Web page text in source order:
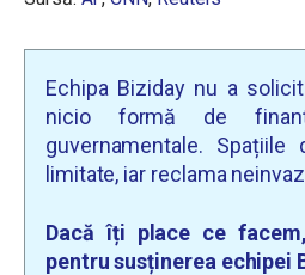
Echipa Biziday nu a
nicio formă de
guvernamentale.
limitate, iar reclama
Dacă îți place ce
pentru susținerea echipei